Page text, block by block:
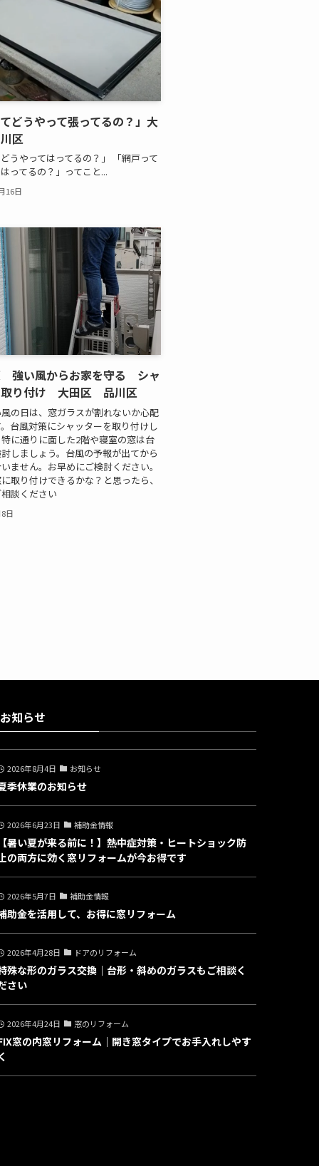
どうやって張ってるの？」大
区
うやってはってるの？」 「網戸って
ってるの？」ってこと...
16日
強い風からお家を守る シャ
取り付け 大田区 品川区
の日は、窓ガラスが割れないか心配
台風対策にシャッターを取り付けし
に通りに面した2階や寝室の窓は台
しましょう。台風の予報が出てから
ません。お早めにご検討ください。
取り付けできるかな？と思ったら、
談ください
日
お知らせ
2026年8月4日 お知らせ
季休業のお知らせ
2026年6月23日 補助金情報
暑い夏が来る前に！】熱中症対策・ヒートショック防
の両方に効く窓リフォームが今お得です
2026年5月7日 補助金情報
助金を活用して、お得に窓リフォーム
2026年4月28日 ドアのリフォーム
殊な形のガラス交換｜台形・斜めのガラスもご相談く
さい
2026年4月24日 窓のリフォーム
窓の内窓リフォーム｜開き窓タイプでお手入れしやす